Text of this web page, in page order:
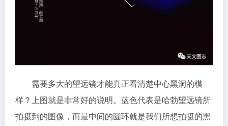
需要多大的望远镜才能真正看清楚中心黑洞的模
样？上图就是非常好的说明。蓝色代表是哈勃望远镜所
拍摄到的图像，而最中间的圆环就是我们所想拍摄的黑